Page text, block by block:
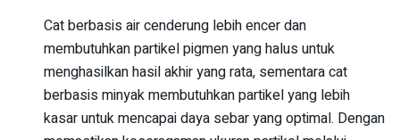
Cat berbasis air cenderung lebih encer dan
membutuhkan partikel pigmen yang halus untuk
menghasilkan hasil akhir yang rata, sementara cat
berbasis minyak membutuhkan partikel yang lebih
kasar untuk mencapai daya sebar yang optimal. Dengan